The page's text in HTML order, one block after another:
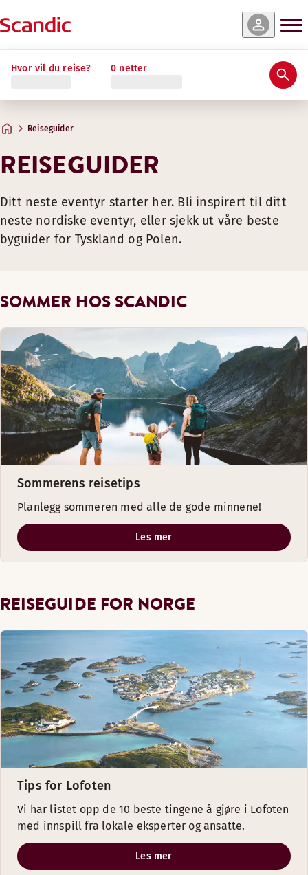
Hvor vil du reise? 0 netter
Reiseguider
REISEGUIDER
Ditt neste eventyr starter her. Bli inspirert til ditt
neste nordiske eventyr, eller sjekk ut våre beste
byguider for Tyskland og Polen.
SOMMER HOS SCANDIC
Sommerens reisetips
Planlegg sommeren med alle de gode minnene!
Les mer
REISEGUIDE FOR NORGE
Tips for Lofoten
Vi har listet opp de 10 beste tingene å gjøre i Lofoten
med innspill fra lokale eksperter og ansatte.
Les mer